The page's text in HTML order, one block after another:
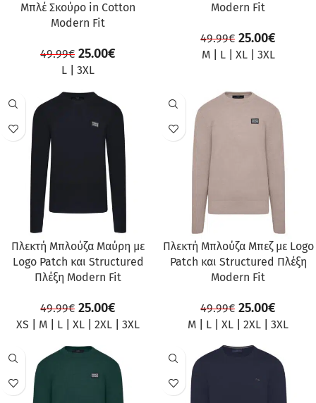
Μπλέ Σκούρο in Cotton
Modern Fit
49.99€ 25.00€
L 3XL
Modern Fit
49.99€ 25.00€
M| L| XL| 3XL
ΠΡΟΣΦΟΡΆ
Πλεκτή Μπλούζα Μαύρη με
Logo Patch και Structured
Πλέξη Modern Fit
49.99€ 25.00€
XS M L XL 2XL 3XL
ΠΡΟΣΦΟΡΆ
Πλεκτή Μπλούζα Μπεζ με Logo
Patch και Structured Πλέξη
Modern Fit
49.99€ 25.00€
M L XL 2XL 3XL
ΠΡΟΣΦΟΡΆ ΠΡΟΣΦΟΡΆ